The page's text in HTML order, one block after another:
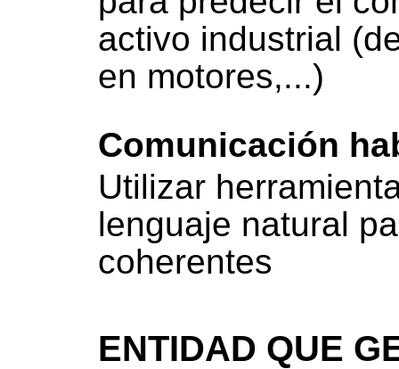
activo industrial
en motores,...)
Comunicación
Utilizar
lenguaje natural
coherentes
ENTIDAD QUE